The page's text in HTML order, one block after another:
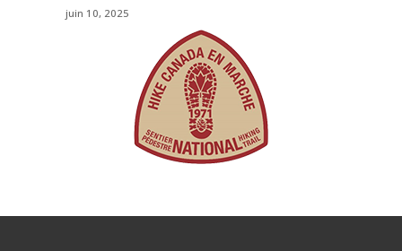
juin 10, 2025